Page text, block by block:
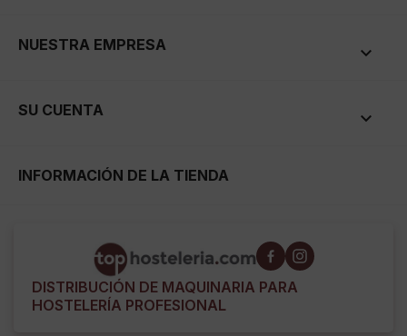
NUESTRA EMPRESA 
SU CUENTA 
INFORMACIÓN DE LA TIENDA
DISTRIBUCIÓN DE MAQUINARIA PARA
HOSTELERÍA PROFESIONAL